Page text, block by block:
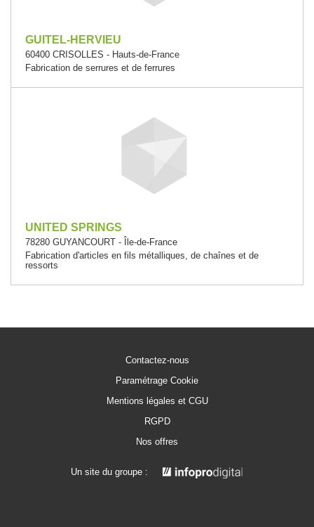
GUITEL-HERVIEU
60400 CRISOLLES - Hauts-de-France
Fabrication de serrures et de ferrures
UNITED SPRINGS
78280 GUYANCOURT - Île-de-France
Fabrication d'articles en fils métalliques, de chaînes et de
ressorts
Contactez-nous
Paramétrage Cookie
Mentions légales et CGU
RGPD
Nos offres
Un site du groupe :